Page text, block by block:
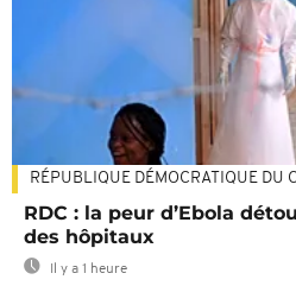
RÉPUBLIQUE DÉMOCRATIQUE DU
RDC : la peur d’Ebola
des hôpitaux
Il y a 1 heure